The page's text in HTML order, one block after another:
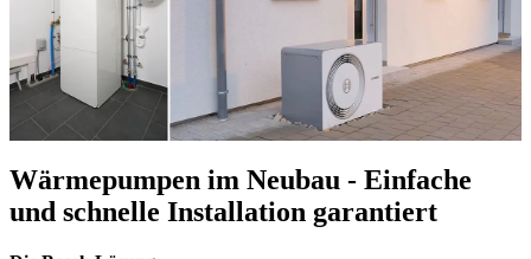
Wärmepumpen im Neubau - Einfache
und schnelle Installation garantiert